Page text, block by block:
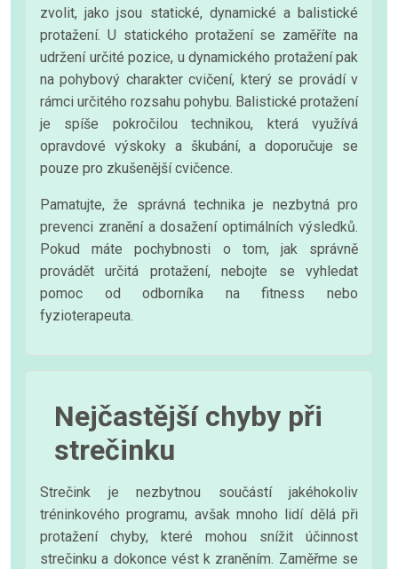
zvolit, jako jsou statické, dynamické a balistické
protažení. U statického protažení se zaměříte na
udržení určité pozice, u dynamického protažení pak
na pohybový charakter cvičení, který se provádí v
rámci určitého rozsahu pohybu. Balistické protažení
je spíše pokročilou technikou, která využívá
opravdové výskoky a škubání, a doporučuje se
pouze pro zkušenější cvičence.
Pamatujte, že správná technika je nezbytná pro
prevenci zranění a dosažení optimálních výsledků.
Pokud máte pochybnosti o tom, jak správně
provádět určitá protažení, nebojte se vyhledat
pomoc od odborníka na fitness nebo
fyzioterapeuta.
Nejčastější chyby při
strečinku
Strečink je nezbytnou součástí jakéhokoliv
tréninkového programu, avšak mnoho lidí dělá při
protažení chyby, které mohou snížit účinnost
strečinku a dokonce vést k zraněním. Zaměřme se